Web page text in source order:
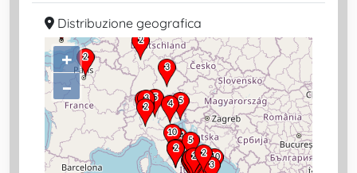
Distribuzione geografica
+
–